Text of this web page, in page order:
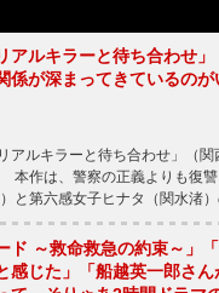
アルキラーと待ち合わせ
係が深まってきているの
アルキラーと待ち合わせ」（
作は、警察の正義よりも復
と第六感女子ヒナタ（関水渚
ド ～救命救急の約束～」
感じた」「船越英一郎さ